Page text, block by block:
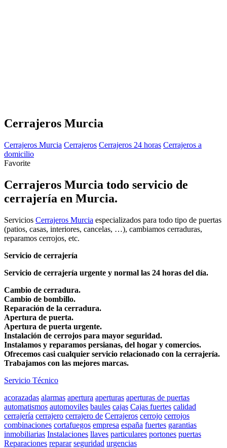
Cerrajeros Murcia
Cerrajeros Murcia Cerrajeros Cerrajeros 24 horas Cerrajeros a
domicilio
Favorite
Cerrajeros Murcia todo servicio de
cerrajería en Murcia.
Servicios Cerrajeros Murcia especializados para todo tipo de puertas
(patios, casas, interiores, cancelas, …), cambiamos cerraduras,
reparamos cerrojos, etc.
Servicio de cerrajería
Servicio de cerrajería urgente y normal las 24 horas del día.
Cambio de cerradura.
Cambio de bombillo.
Reparación de la cerradura.
Apertura de puerta.
Apertura de puerta urgente.
Instalación de cerrojos para mayor seguridad.
Instalamos y reparamos persianas, del hogar y comercios.
Ofrecemos casi cualquier servicio relacionado con la cerrajería.
Trabajamos con las mejores marcas.
Servicio Técnico
acorazadas alarmas apertura aperturas aperturas de puertas
automatismos automoviles baules cajas Cajas fuertes calidad
cerrajería cerrajero cerrajero de Cerrajeros cerrojo cerrojos
combinaciones cortafuegos empresa españa fuertes garantias
inmobiliarias Instalaciones llaves particulares portones puertas
Reparaciones reparar seguridad urgencias